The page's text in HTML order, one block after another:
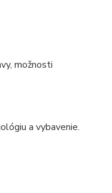
možnosti
a vybavenie.